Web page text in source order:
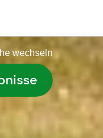
wechseln